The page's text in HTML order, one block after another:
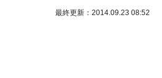
最終更新：2014.09.23 08:52